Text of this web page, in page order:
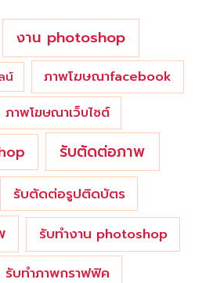
งาน photoshop
น์ ภาพโฆษณาfacebook
ภาพโฆษณาเว็บไซต์
รับตัดต่อภาพ
รับตัดต่อรูปติดบัตร
รับทำงาน photoshop
รับทำภาพกราฟฟิค